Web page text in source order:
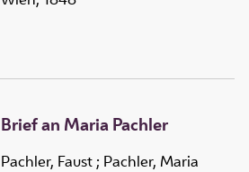
Brief an Maria Pachler
Pachler, Faust ; Pachler, Maria